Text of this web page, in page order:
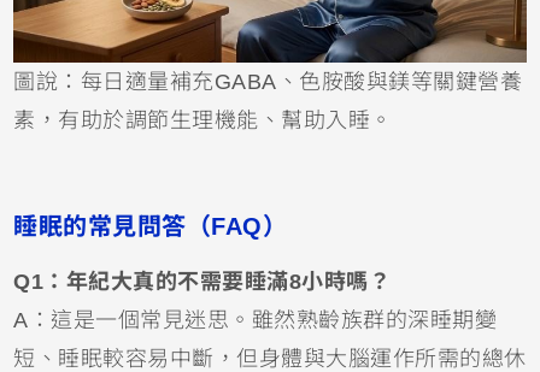
圖說：每日適量補充GABA、色胺酸與鎂等關鍵營養
素，有助於調節生理機能、幫助入睡。
睡眠的常見問答（FAQ）
Q1：年紀大真的不需要睡滿8小時嗎？
A：這是一個常見迷思。雖然熟齡族群的深睡期變
短、睡眠較容易中斷，但身體與大腦運作所需的總休